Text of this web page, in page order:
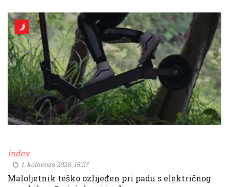
index
1. kolovoza 2026. 15:27
Maloljetnik teško ozlijeđen pri padu s električnog